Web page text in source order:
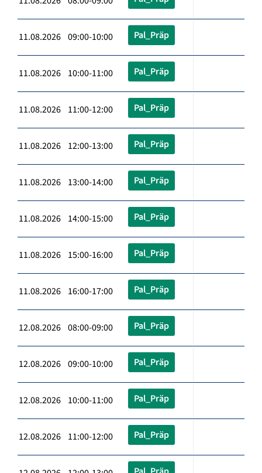
11.08.2026 09:00-10:00 Pal_Präp
11.08.2026 10:00-11:00 Pal_Präp
11.08.2026 11:00-12:00 Pal_Präp
11.08.2026 12:00-13:00 Pal_Präp
11.08.2026 13:00-14:00 Pal_Präp
11.08.2026 14:00-15:00 Pal_Präp
11.08.2026 15:00-16:00 Pal_Präp
11.08.2026 16:00-17:00 Pal_Präp
12.08.2026 08:00-09:00 Pal_Präp
12.08.2026 09:00-10:00 Pal_Präp
12.08.2026 10:00-11:00 Pal_Präp
12.08.2026 11:00-12:00 Pal_Präp